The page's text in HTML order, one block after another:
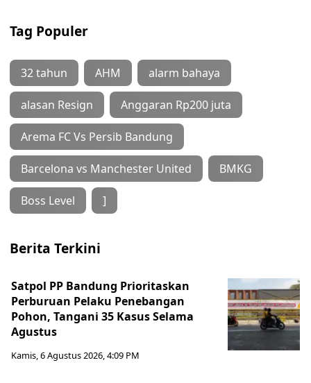
Tag Populer
32 tahun AHM alarm bahaya
alasan Resign Anggaran Rp200 juta
Arema FC Vs Persib Bandung
Barcelona vs Manchester United BMKG
Boss Level ]
Berita Terkini
Satpol PP Bandung Prioritaskan
Perburuan Pelaku Penebangan
Pohon, Tangani 35 Kasus Selama
Agustus
Kamis, 6 Agustus 2026, 4:09 PM